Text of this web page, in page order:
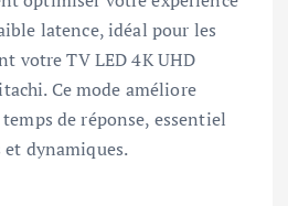
latence, idéal pour les
votre TV LED 4K UHD
Ce mode améliore
de réponse, essentiel
et dynamiques.